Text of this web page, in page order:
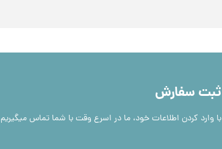
ثبت سفارش
با وارد کردن اطلاعات خود، ما در اسرع وقت با شما تماس میگیریم